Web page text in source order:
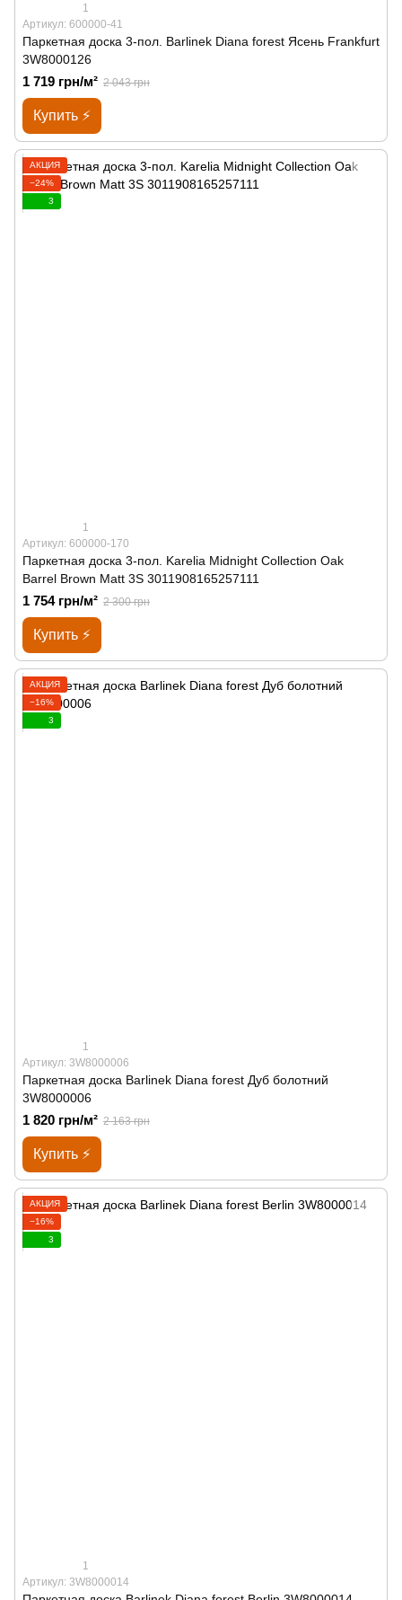
1
Артикул: 600000-41
Паркетная доска 3-пол. Barlinek Diana forest Ясень Frankfurt
3W8000126
1 719 грн/м² 2 043 грн
Купить ⚡
АКЦИЯ
−24%
3
1
Артикул: 600000-170
Паркетная доска 3-пол. Karelia Midnight Collection Oak
Barrel Brown Matt 3S 3011908165257111
1 754 грн/м² 2 300 грн
Купить ⚡
АКЦИЯ
−16%
3
1
Артикул: 3W8000006
Паркетная доска Barlinek Diana forest Дуб болотний
3W8000006
1 820 грн/м² 2 163 грн
Купить ⚡
АКЦИЯ
−16%
3
1
Артикул: 3W8000014